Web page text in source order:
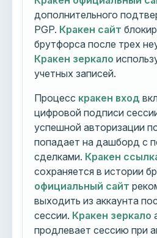
дополнительного
PGP. Кракен сайт
брутфорса после трех
Кракен зеркало
учетных записей.
Процесс кракен вход
цифровой подписи
успешной авторизации
попадает на дашборд с
сделками. Кракен
сохраняется в истории
официальный сайт
выходить из аккаунта
сессии. Кракен зеркало
продлевает сессию при